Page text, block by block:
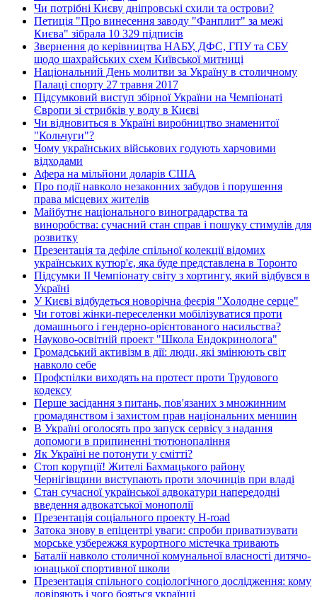
Чи потрібні Києву дніпровські схили та острови?
Петиція "Про винесення заводу "Фанплит" за межі
Києва" зібрала 10 329 підписів
Звернення до керівництва НАБУ, ДФС, ГПУ та СБУ
щодо шахрайських схем Київської митниці
Національний День молитви за Україну в столичному
Палаці спорту 27 травня 2017
Підсумковий виступ збірної України на Чемпіонаті
Європи зі стрибків у воду в Києві
Чи відновиться в Україні виробництво знаменитої
"Кольчуги"?
Чому українських військових годують харчовими
відходами
Афера на мільйони доларів США
Про події навколо незаконних забудов і порушення
права місцевих жителів
Майбутнє національного виноградарства та
виноробства: сучасний стан справ і пошуку стимулів для
розвитку
Презентація та дефіле спільної колекції відомих
українських кутюр'є, яка буде представлена в Торонто
Підсумки ІІ Чемпіонату світу з хортингу, який відбувся в
Україні
У Києві відбудеться новорічна феєрія "Холодне серце"
Чи готові жінки-переселенки мобілізуватися проти
домашнього і гендерно-орієнтованого насильства?
Науково-освітній проект "Школа Ендокринолога"
Громадський активізм в дії: люди, які змінюють світ
навколо себе
Профспілки виходять на протест проти Трудового
кодексу
Перше засідання з питань, пов'язаних з множинним
громадянством і захистом прав національних меншин
В Україні оголосять про запуск сервісу з надання
допомоги в припиненні тютюнопаління
Як Україні не потонути у смітті?
Стоп корупції! Жителі Бахмацького району
Чернігівщини виступають проти злочинців при владі
Стан сучасної української адвокатури напередодні
введення адвокатської монополії
Презентація соціального проекту H-road
Затока знову в епіцентрі уваги: спроби приватизувати
морське узбережжя курортного містечка тривають
Баталії навколо столичної комунальної власності дитячо-
юнацької спортивної школи
Презентація спільного соціологічного дослідження: кому
довіряють і чого бояться українці